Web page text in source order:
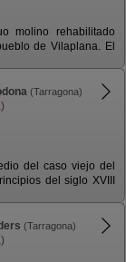
molino rehabilitado
de Vilaplana. El
(Tarragona)
del caso viejo del
del siglo XVIII
(Tarragona)